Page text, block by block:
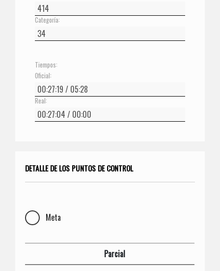
Categoría:
Tiempos:
Oficial:
Real:
DETALLE DE LOS PUNTOS DE CONTROL
Meta
Parcial